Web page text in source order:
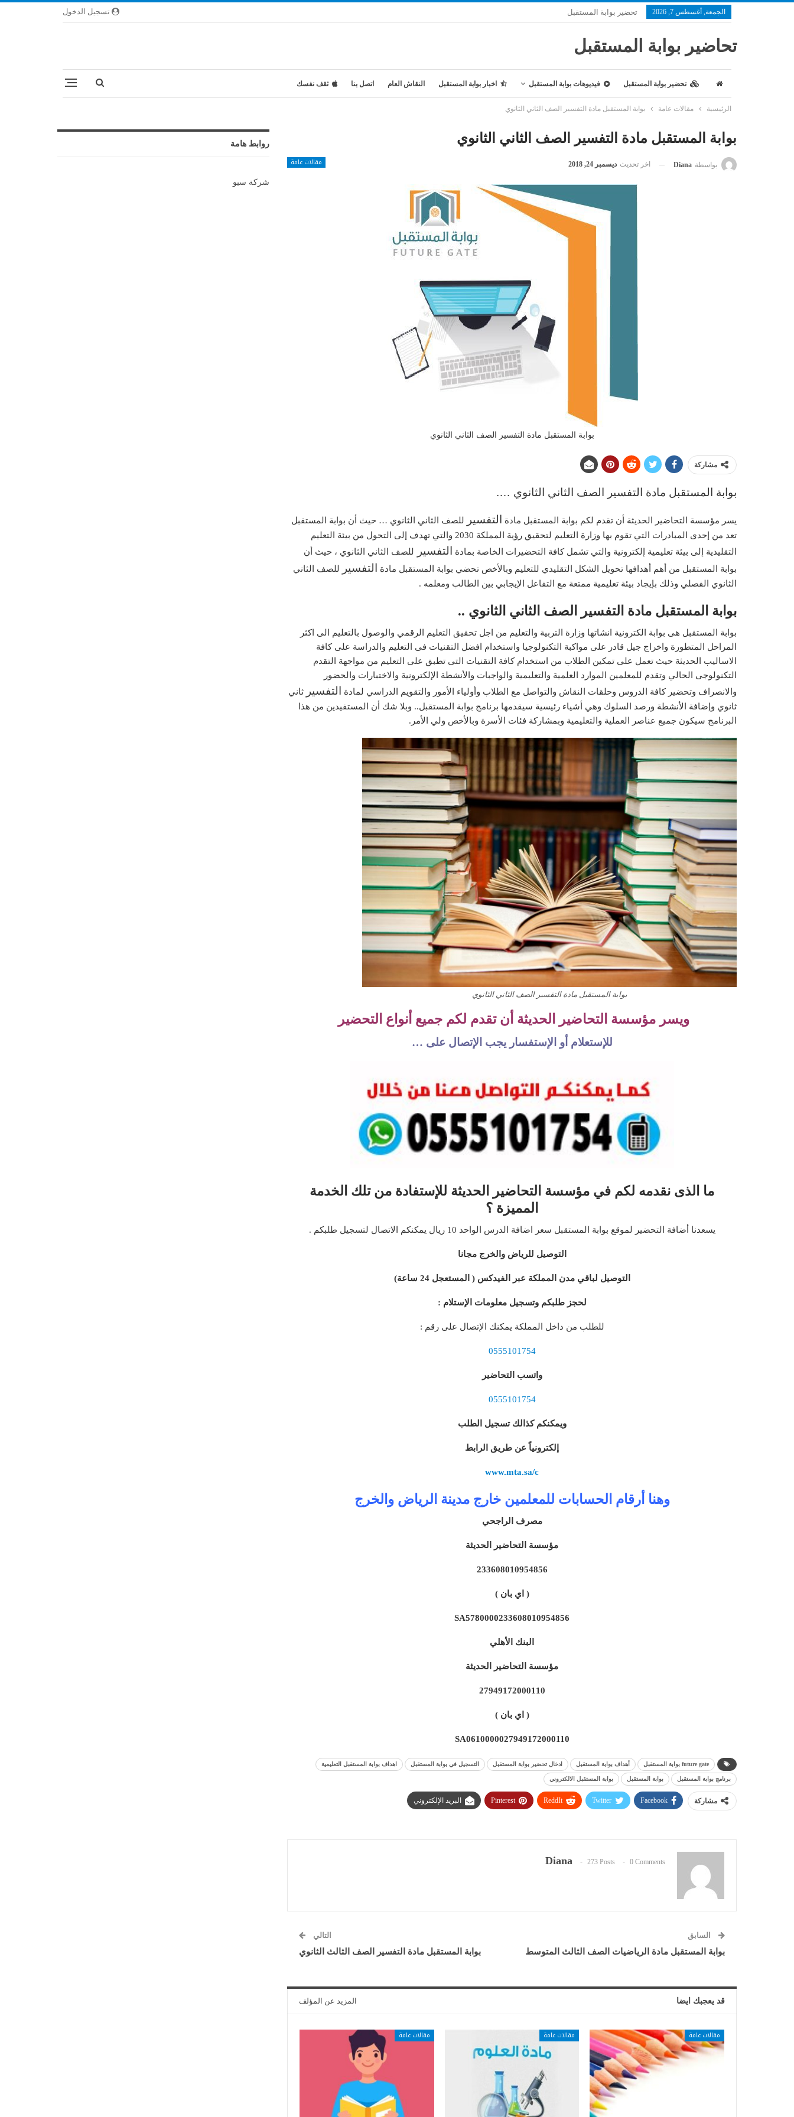
تسجيل الدخول الجمعة, أغسطس 7, 2026 تحضير بوابة المستقبل
تحاضير بوابة المستقبل
تحضير بوابة المستقبل فيديوهات بوابة المستقبل اخبار بوابة المستقبل النقاش العام اتصل بنا ثقف نفسك
الرئيسية مقالات عامة بوابة المستقبل مادة التفسير الصف الثاني الثانوي
بوابة المستقبل مادة التفسير الصف الثاني الثانوي
مقالات عامة بواسطة Diana اخر تحديث ديسمبر 24, 2018
بوابة المستقبل مادة التفسير الصف الثاني الثانوي
مشاركة
بوابة المستقبل مادة التفسير الصف الثاني الثانوي ….
يسر مؤسسة التحاضير الحديثة أن تقدم لكم بوابة المستقبل مادة التفسير
للصف الثاني الثانوي … حيث أن بوابة المستقبل
تعد من إحدى المبادرات التي تقوم بها وزارة التعليم لتحقيق رؤية المملكة 2030 والتي تهدف إلى التحول من بيئة التعليم
التقليدية إلى بيئة تعليمية إلكترونية والتي تشمل كافة التحضيرات الخاصة بمادة
التفسير
للصف الثاني الثانوي ، حيث أن
بوابة المستقبل من أهم أهدافها تحويل الشكل التقليدي للتعليم وبالأخص تحضي بوابة المستقبل مادة
التفسير
للصف الثاني
الثانوي الفصلي وذلك بإيجاد بيئة تعليمية ممتعة مع التفاعل الإيجابي بين الطالب ومعلمه .
بوابة المستقبل مادة التفسير الصف الثاني الثانوي ..
بوابة المستقبل هى بوابة الكترونية انشاتها وزارة التربية والتعليم من اجل تحقيق التعليم الرقمي والوصول بالتعليم الى اكثر
المراحل المتطورة واخراج جيل قادر على مواكبة التكنولوجيا واستخدام افضل التقنيات فى التعليم والدراسة على كافة
الاساليب الحديثة حيث تعمل على تمكين الطلاب من استخدام كافة التقنيات التى تطبق على التعليم من مواجهة التقدم
التكنولوجى الحالي وتقدم للمعلمين الموارد العلمية والتعليمية والواجبات والأنشطة الإلكترونية والاختبارات والحضور
والانصراف وتحضير كافة الدروس وحلقات النقاش والتواصل مع الطلاب وأولياء الأمور والتقويم الدراسي لمادة
التفسير
ثاني
ثانوي وإضافة الأنشطة ورصد السلوك وهي أشياء رئيسية سيقدمها برنامج بوابة المستقبل.. وبلا شك أن المستفيدين من هذا
البرنامج سيكون جميع عناصر العملية والتعليمية وبمشاركة فئات الأسرة وبالأخص ولي الأمر.
بوابة المستقبل مادة التفسير الصف الثاني الثانوي
ويسر مؤسسة التحاضير الحديثة أن تقدم لكم جميع أنواع التحضير
للإستعلام أو الإستفسار يجب الإتصال على …
ما الذى نقدمه لكم في مؤسسة التحاضير الحديثة للإستفادة من تلك الخدمة
المميزة ؟
يسعدنا أضافة التحضير لموقع بوابة المستقبل سعر اضافة الدرس الواحد 10 ريال يمكنكم الاتصال لتسجيل طلبكم .
التوصيل للرياض والخرج مجانا
التوصيل لباقي مدن المملكة عبر الفيدكس ( المستعجل 24 ساعة)
لحجز طلبكم وتسجيل معلومات الإستلام :
للطلب من داخل المملكة يمكنك الإتصال على رقم :
0555101754
واتسب التحاضير
0555101754
ويمكنكم كذالك تسجيل الطلب
إلكترونياً عن طريق الرابط
www.mta.sa/c
وهنا أرقام الحسابات للمعلمين خارج مدينة الرياض والخرج
مصرف الراجحي
مؤسسة التحاضير الحديثة
233608010954856
( اي بان )
SA5780000233608010954856
البنك الأهلي
مؤسسة التحاضير الحديثة
27949172000110
( اي بان )
SA0610000027949172000110
future gate بوابة المستقبل أهداف بوابة المستقبل ادخال تحضير بوابة المستقبل التسجيل في بوابة المستقبل اهداف بوابة المستقبل التعليمية
برنامج بوابة المستقبل بوابة المستقبل بوابة المستقبل الالكتروني
مشاركة Facebook
Twitter
ReddIt
Pinterest البريد الإلكتروني
Diana 273 Posts 0 Comments
السابق
بوابة المستقبل مادة الرياضيات الصف الثالث المتوسط
التالي
بوابة المستقبل مادة التفسير الصف الثالث الثانوي
قد يعجبك ايضا المزيد عن المؤلف
مقالات عامة مقالات عامة مقالات عامة
روابط هامة
شركة سيو